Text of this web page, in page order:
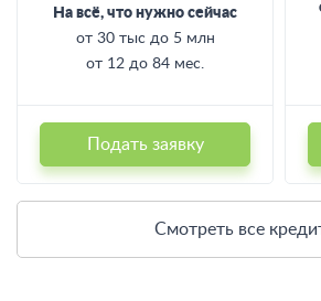
На всё, что нужно сейчас
от 30 тыс до 5 млн
от 12 до 84 мес.
Подать заявку
Смотреть все